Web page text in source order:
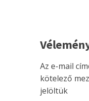
Az e-mail
kötelező
jelöltük